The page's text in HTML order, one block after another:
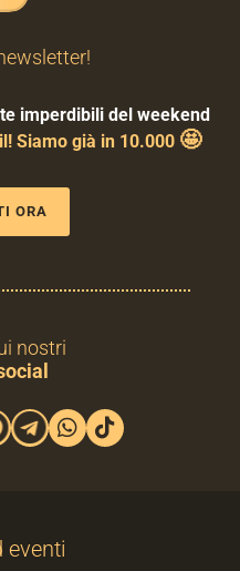
imperdibili del weekend
Siamo già in 10.000 🤩
ORA
nostri
eventi